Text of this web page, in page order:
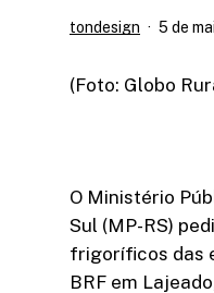
tondesign 5 de
(Foto: Globo
O Ministério
Sul (MP-RS)
frigoríficos das
BRF em